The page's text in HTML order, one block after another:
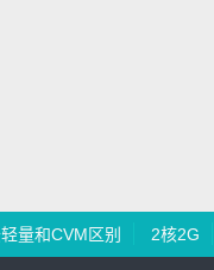
量和CVM区别 2核2G